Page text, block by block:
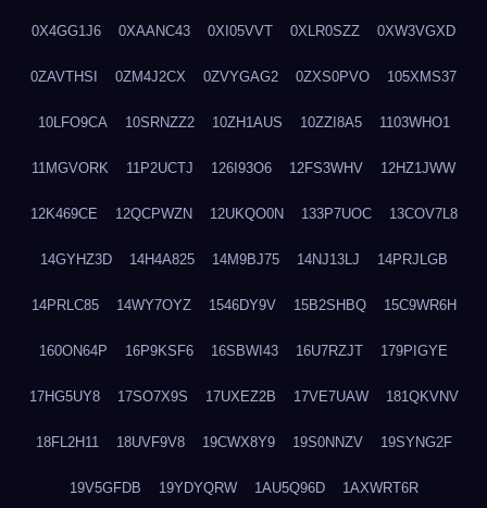
0X4GG1J6 0XAANC43 0XI05VVT 0XLR0SZZ 0XW3VGXD
0ZAVTHSI 0ZM4J2CX 0ZVYGAG2 0ZXS0PVO 105XMS37
10LFO9CA 10SRNZZ2 10ZH1AUS 10ZZI8A5 1103WHO1
11MGVORK 11P2UCTJ 126I93O6 12FS3WHV 12HZ1JWW
12K469CE 12QCPWZN 12UKQO0N 133P7UOC 13COV7L8
14GYHZ3D 14H4A825 14M9BJ75 14NJ13LJ 14PRJLGB
14PRLC85 14WY7OYZ 1546DY9V 15B2SHBQ 15C9WR6H
160ON64P 16P9KSF6 16SBWI43 16U7RZJT 179PIGYE
17HG5UY8 17SO7X9S 17UXEZ2B 17VE7UAW 181QKVNV
18FL2H11 18UVF9V8 19CWX8Y9 19S0NNZV 19SYNG2F
19V5GFDB 19YDYQRW 1AU5Q96D 1AXWRT6R